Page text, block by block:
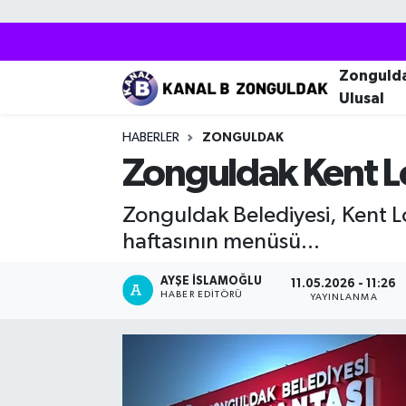
Ulusal
HABERLER ZONGULDAK
Zonguldak Kent
Zonguldak Belediyesi, Kent
haftasının menüsü...
AYŞE İSLAMOĞLU
HABER EDITÖRÜ
11.05.2026 - 11:26
YAYINLANMA
Zonguldak Nöbetçi Eczaneler
Zonguldak Trafik Yoğunluk Haritası
Puan Durumu ve Fikstür
Tüm Manşetler
Son Dakika Haberleri